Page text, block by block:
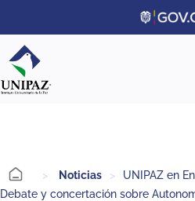
> Noticias >
UNIPAZ en
Debate y concertación sobre